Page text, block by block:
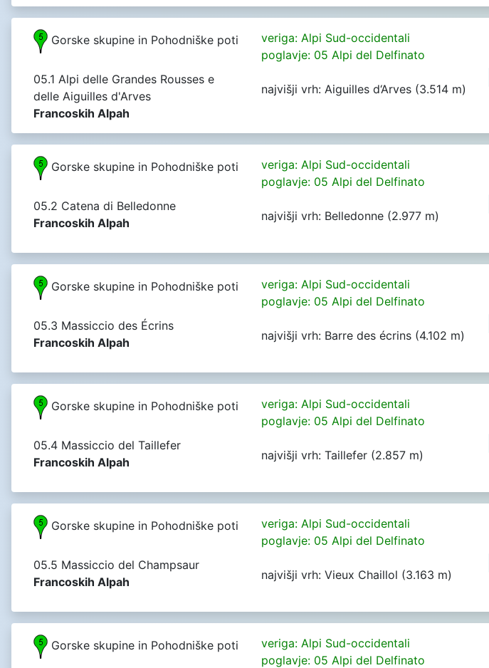
Gorske skupine in Pohodniške poti
05.1 Alpi delle Grandes Rousses e
delle Aiguilles d'Arves
Francoskih Alpah
veriga: Alpi Sud-occidentali
poglavje: 05 Alpi del Delfinato
najvišji vrh: Aiguilles d‘Arves (3.514 m)
Gorske skupine in Pohodniške poti
05.2 Catena di Belledonne
Francoskih Alpah
veriga: Alpi Sud-occidentali
poglavje: 05 Alpi del Delfinato
najvišji vrh: Belledonne (2.977 m)
Gorske skupine in Pohodniške poti
05.3 Massiccio des Écrins
Francoskih Alpah
veriga: Alpi Sud-occidentali
poglavje: 05 Alpi del Delfinato
najvišji vrh: Barre des écrins (4.102 m)
Gorske skupine in Pohodniške poti
05.4 Massiccio del Taillefer
Francoskih Alpah
veriga: Alpi Sud-occidentali
poglavje: 05 Alpi del Delfinato
najvišji vrh: Taillefer (2.857 m)
Gorske skupine in Pohodniške poti
05.5 Massiccio del Champsaur
Francoskih Alpah
veriga: Alpi Sud-occidentali
poglavje: 05 Alpi del Delfinato
najvišji vrh: Vieux Chaillol (3.163 m)
Gorske skupine in Pohodniške poti
veriga: Alpi Sud-occidentali
poglavje: 05 Alpi del Delfinato